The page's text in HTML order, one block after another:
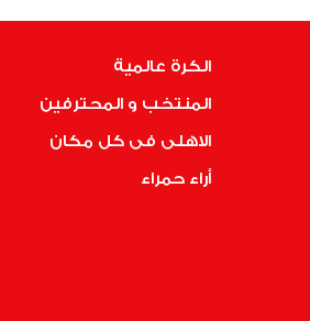
الكرة عالمية
المنتخب و المحترفين
الاهلى فى كل مكان
أراء حمراء